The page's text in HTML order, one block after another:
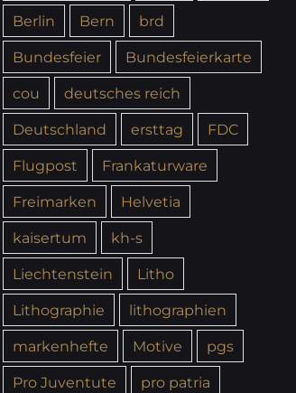
Berlin
Bern
brd
Bundesfeier
Bundesfeierkarte
cou
deutsches reich
Deutschland
ersttag
FDC
Flugpost
Frankaturware
Freimarken
Helvetia
kaisertum
kh-s
Liechtenstein
Litho
Lithographie
lithographien
markenhefte
Motive
pgs
Pro Juventute
pro patria